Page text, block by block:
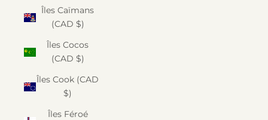
Îles Caïmans
(CAD $)
Îles Cocos
(CAD $)
Îles Cook (CAD
$)
Îles Féroé